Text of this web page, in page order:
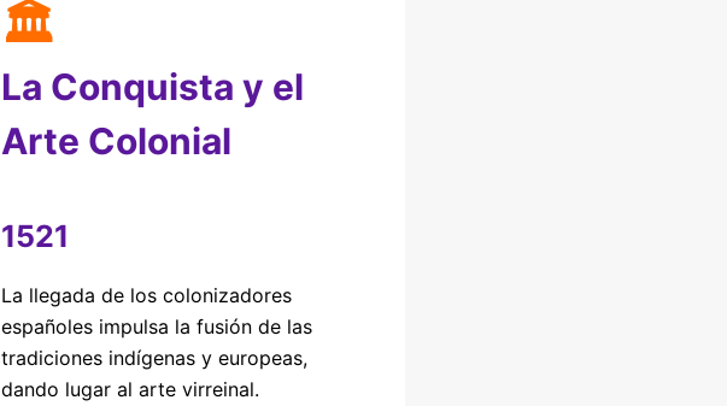
🏛
La Conquista y el
Arte Colonial
1521
La llegada de los colonizadores
españoles impulsa la fusión de las
tradiciones indígenas y europeas,
dando lugar al arte virreinal.